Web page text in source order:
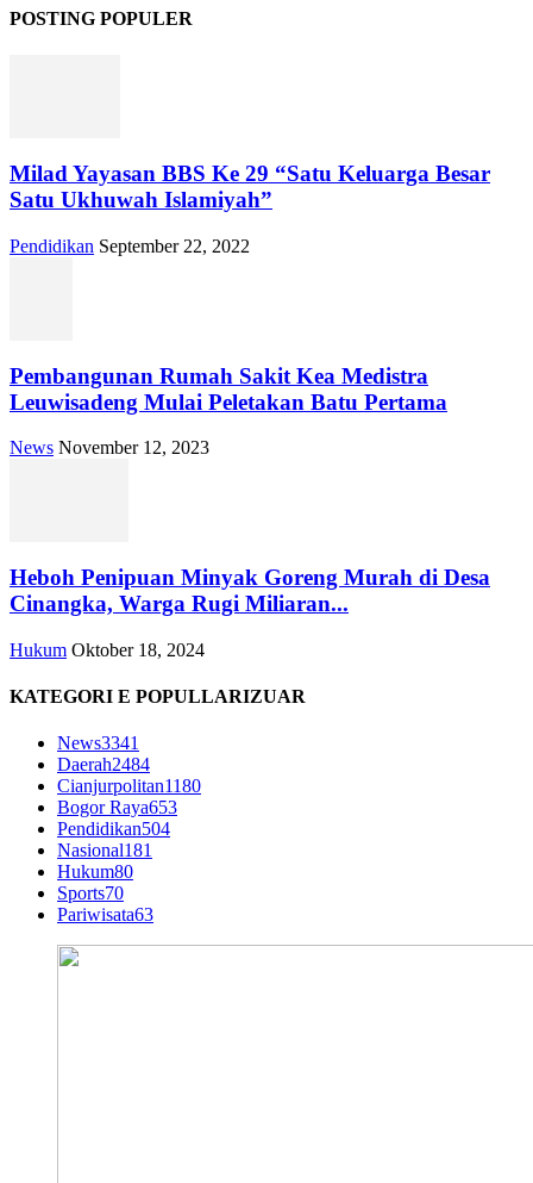
POSTING POPULER
Milad Yayasan BBS Ke 29 “Satu Keluarga Besar
Satu Ukhuwah Islamiyah”
Pendidikan September 22, 2022
Pembangunan Rumah Sakit Kea Medistra
Leuwisadeng Mulai Peletakan Batu Pertama
News November 12, 2023
Heboh Penipuan Minyak Goreng Murah di Desa
Cinangka, Warga Rugi Miliaran...
Hukum Oktober 18, 2024
KATEGORI E POPULLARIZUAR
News3341
Daerah2484
Cianjurpolitan1180
Bogor Raya653
Pendidikan504
Nasional181
Hukum80
Sports70
Pariwisata63